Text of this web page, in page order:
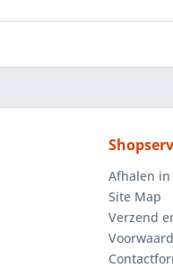
Afhalen in
Site Map
Verzend